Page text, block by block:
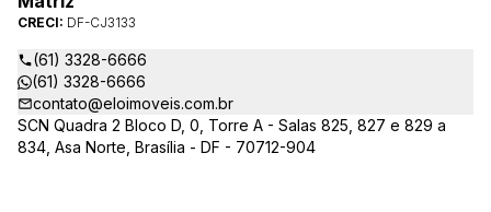
CRECI: DF-CJ3133
(61) 3328-6666
(61) 3328-6666
contato@eloimoveis.com.br
SCN Quadra 2 Bloco D, 0, Torre A - Salas 825, 827 e 829 a
834, Asa Norte, Brasília - DF - 70712-904